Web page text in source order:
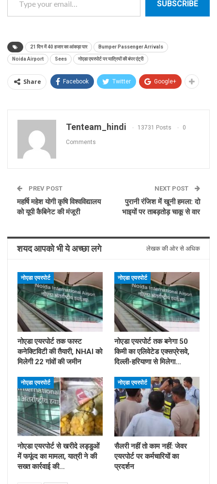
SUBSCRIBE
21 दिन में 40 हजार का आंकड़ा पार Bumper Passenger Arrivals
Noida Airport Sees नोएडा एयरपोर्ट पर यात्रियों की बंपर एंट्री
Share Facebook Twitter Google+
Tenteam_hindi 13731 Posts 0
Comments
PREV POST
महर्षि महेश योगी कृषि विश्वविद्यालय
को यूपी कैबिनेट की मंजूरी
NEXT POST
पुरानी रंजिश में खूनी हमला: दो
भाइयों पर ताबड़तोड़ चाकू से वार
शयद आपको भी ये अच्छा लगे लेखक की ओर से अधिक
नोएडा एयरपोर्ट
नोएडा एयरपोर्ट तक फास्ट
कनेक्टिविटी की तैयारी, NHAI को
मिलेगी 22 गांवों की जमीन
नोएडा एयरपोर्ट
नोएडा एयरपोर्ट तक बनेगा 50
किमी का एलिवेटेड एक्सप्रेसवे,
दिल्ली-हरियाणा से मिलेगा…
नोएडा एयरपोर्ट
नोएडा एयरपोर्ट से खरीदे लड्डुओं
में फफूंद का मामला, यात्री ने की
सख्त कार्रवाई की…
नोएडा एयरपोर्ट
सैलरी नहीं तो काम नहीं: जेवर
एयरपोर्ट पर कर्मचारियों का
प्रदर्शन